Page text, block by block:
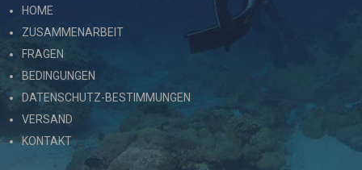
HOME
ZUSAMMENARBEIT
FRAGEN
BEDINGUNGEN
DATENSCHUTZ-BESTIMMUNGEN
VERSAND
KONTAKT